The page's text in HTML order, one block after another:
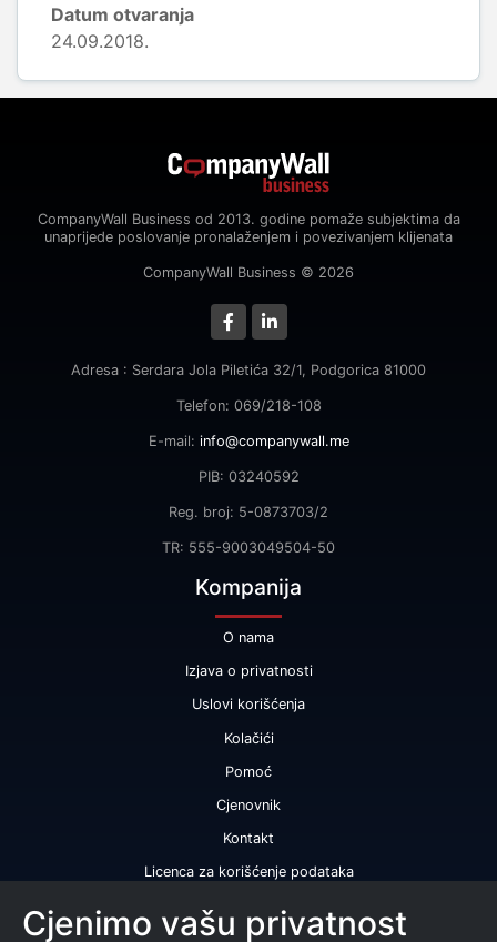
Datum otvaranja
24.09.2018.
CompanyWall Business od 2013. godine pomaže subjektima da
unaprijede poslovanje pronalaženjem i povezivanjem klijenata
CompanyWall Business © 2026
Adresa : Serdara Jola Piletića 32/1, Podgorica 81000
Telefon: 069/218-108
E-mail: info@companywall.me
PIB: 03240592
Reg. broj: 5-0873703/2
TR: 555-9003049504-50
Kompanija
O nama
Izjava o privatnosti
Uslovi korišćenja
Kolačići
Pomoć
Cjenovnik
Kontakt
Licenca za korišćenje podataka
Naše usluge
Cjenimo vašu privatnost